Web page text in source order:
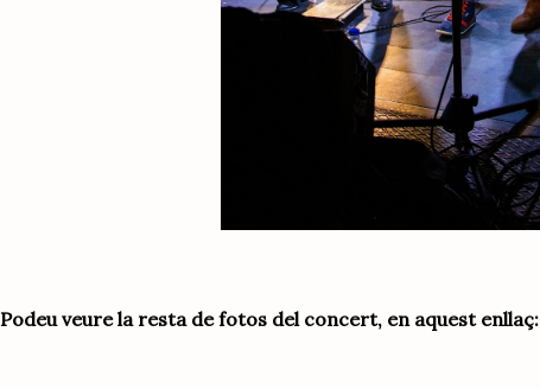
Podeu veure la resta de fotos del concert, en aquest enllaç: